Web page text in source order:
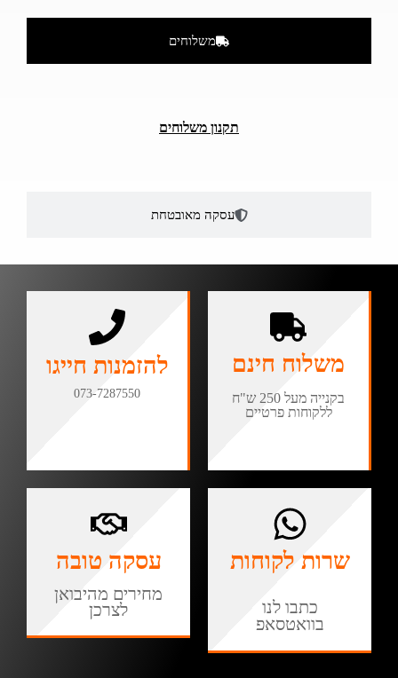
משלוחים
עסקה מאובטחת
תקנון משלוחים
משלוח חינם
בקנייה מעל 250 ש"ח
ללקוחות פרטיים
להזמנות חייגו
073-7287550
שרות לקוחות
כתבו לנו
בוואטסאפ
עסקה טובה
מחירים מהיבואן
לצרכן